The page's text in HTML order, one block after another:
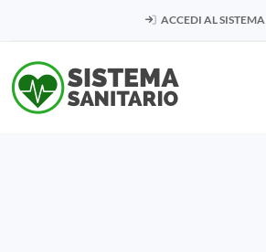
ACCEDI AL SISTEMA